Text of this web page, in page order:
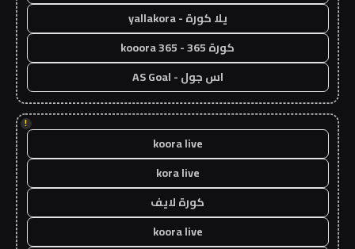
يلا كورة - yallakora
كورة 365 - kooora 365
اس جول - AS Goal
!
koora live
kora live
كورة لايف
koora live